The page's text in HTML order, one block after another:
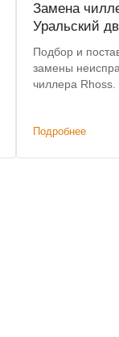
Замена
Уральский
Подбор и
замены
чиллера
изменений.
Подробнее